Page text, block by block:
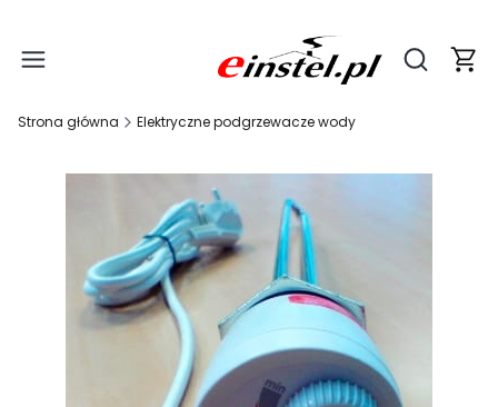
Otwórz
Strona główna Elektryczne podgrzewacze wody